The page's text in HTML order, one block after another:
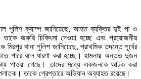
পুলিশ ক্যাম্প জানিয়েছে, আহত ব্যক্তির দুই পা ও
জরুরি চিকিৎসা দেওয়া হচ্ছে এবং প্রয়োজনীয়
মিরপুর থানা পুলিশ জানিয়েছে, প্রাথমিক তদন্তে পূর্বের
পারে বলে ধারণা করা হচ্ছে। হামলায় অন্তত দুজন
পাওয়া গেছে। তাদের মধ্যে একজনকে আটক করা
তাকে গ্রেপ্তারে অভিযান অব্যাহত রয়েছে।